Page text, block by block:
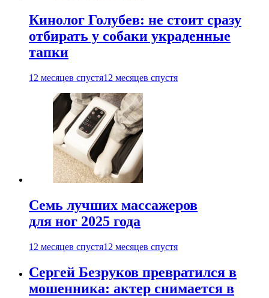
Кинолог Голубев: не стоит сразу
отбирать у собаки украденные
тапки
12 месяцев спустя12 месяцев спустя
Семь лучших массажеров
для ног 2025 года
12 месяцев спустя12 месяцев спустя
Сергей Безруков превратился в
мошенника: актер снимается в